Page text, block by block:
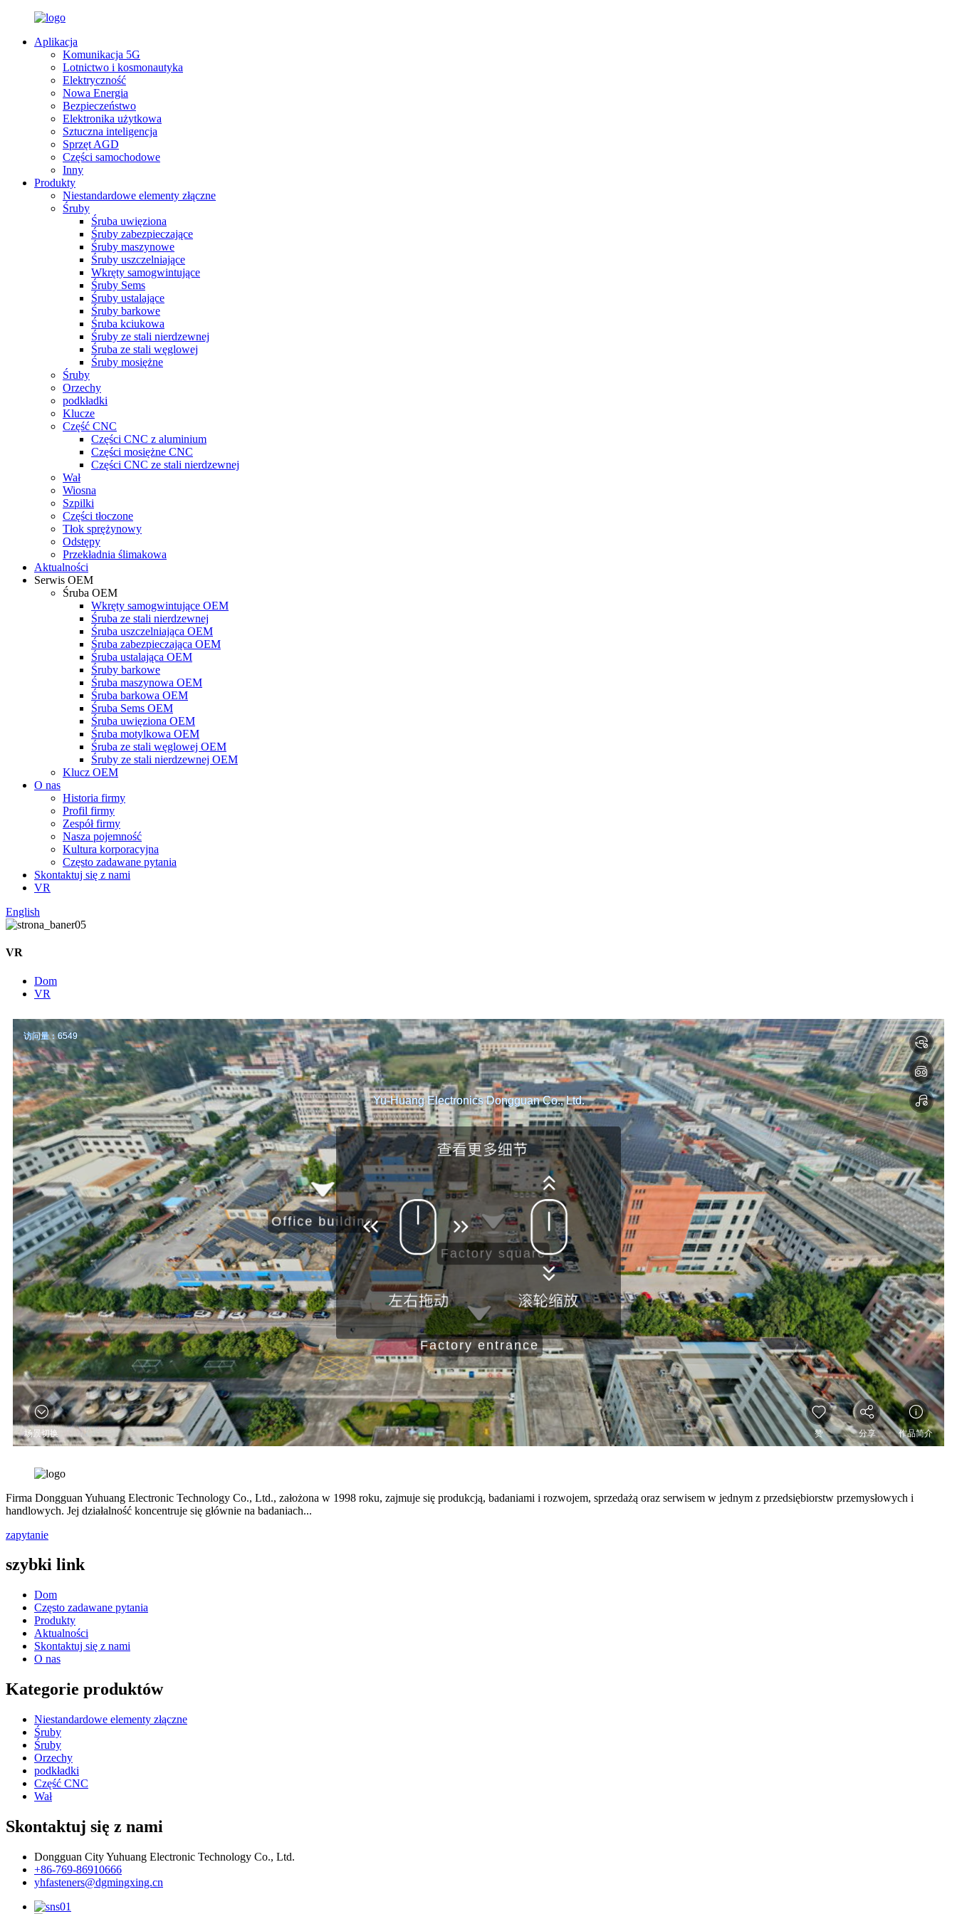
Aplikacja
Komunikacja 5G
Lotnictwo i kosmonautyka
Elektryczność
Nowa Energia
Bezpieczeństwo
Elektronika użytkowa
Sztuczna inteligencja
Sprzęt AGD
Części samochodowe
Inny
Produkty
Niestandardowe elementy złączne
Śruby
Śruba uwięziona
Śruby zabezpieczające
Śruby maszynowe
Śruby uszczelniające
Wkręty samogwintujące
Śruby Sems
Śruby ustalające
Śruby barkowe
Śruba kciukowa
Śruby ze stali nierdzewnej
Śruba ze stali węglowej
Śruby mosiężne
Śruby
Orzechy
podkładki
Klucze
Część CNC
Części CNC z aluminium
Części mosiężne CNC
Części CNC ze stali nierdzewnej
Wał
Wiosna
Szpilki
Części tłoczone
Tłok sprężynowy
Odstępy
Przekładnia ślimakowa
Aktualności
Serwis OEM
Śruba OEM
Wkręty samogwintujące OEM
Śruba ze stali nierdzewnej
Śruba uszczelniająca OEM
Śruba zabezpieczająca OEM
Śruba ustalająca OEM
Śruby barkowe
Śruba maszynowa OEM
Śruba barkowa OEM
Śruba Sems OEM
Śruba uwięziona OEM
Śruba motylkowa OEM
Śruba ze stali węglowej OEM
Śruby ze stali nierdzewnej OEM
Klucz OEM
O nas
Historia firmy
Profil firmy
Zespół firmy
Nasza pojemność
Kultura korporacyjna
Często zadawane pytania
Skontaktuj się z nami
VR
English
VR
Dom
VR
Firma Dongguan Yuhuang Electronic Technology Co., Ltd., założona w 1998 roku, zajmuje się produkcją, badaniami i rozwojem, sprzedażą oraz serwisem w jednym z przedsiębiorstw przemysłowych i
handlowych. Jej działalność koncentruje się głównie na badaniach...
zapytanie
szybki link
Dom
Często zadawane pytania
Produkty
Aktualności
Skontaktuj się z nami
O nas
Kategorie produktów
Niestandardowe elementy złączne
Śruby
Śruby
Orzechy
podkładki
Część CNC
Wał
Skontaktuj się z nami
Dongguan City Yuhuang Electronic Technology Co., Ltd.
+86-769-86910666
yhfasteners@dgmingxing.cn